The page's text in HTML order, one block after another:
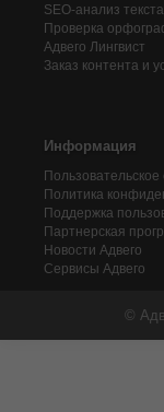
SEO-анализ текста
Проверка
Адвего Лингвист
Заказ контента и
Информация
Политика
Поддержка
Партнерская
Новости Адвего
Сервисы Адвего
©